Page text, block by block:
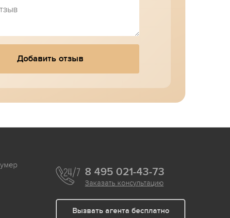
Добавить отзыв
8 495 021-43-73
Заказать консультацию
Вызвать агента бесплатно